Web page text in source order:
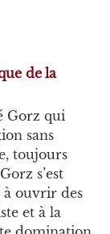
de la
Gorz qui
sans
toujours
s’est
à ouvrir des
et à la